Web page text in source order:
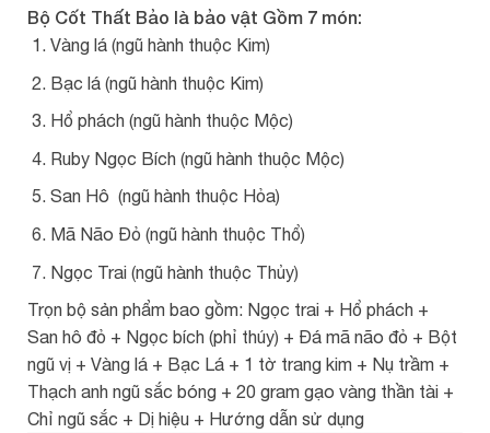
Bộ Cốt Thất Bảo là bảo vật Gồm 7 món:
Vàng lá (ngũ hành thuộc Kim)
Bạc lá (ngũ hành thuộc Kim)
Hổ phách (ngũ hành thuộc Mộc)
Ruby Ngọc Bích (ngũ hành thuộc Mộc)
San Hô (ngũ hành thuộc Hỏa)
Mã Não Đỏ (ngũ hành thuộc Thổ)
Ngọc Trai (ngũ hành thuộc Thủy)
Trọn bộ sản phẩm bao gồm: Ngọc trai + Hổ phách +
San hô đỏ + Ngọc bích (phỉ thúy) + Đá mã não đỏ + Bột
ngũ vị + Vàng lá + Bạc Lá + 1 tờ trang kim + Nụ trầm +
Thạch anh ngũ sắc bóng + 20 gram gạo vàng thần tài +
Chỉ ngũ sắc + Dị hiệu + Hướng dẫn sử dụng